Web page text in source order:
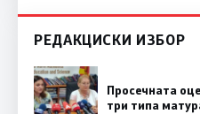
РЕДАКЦИСКИ ИЗБОР
Просечната
три типа